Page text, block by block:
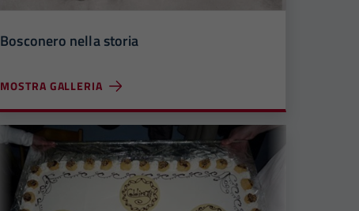
Bosconero nella storia
MOSTRA GALLERIA